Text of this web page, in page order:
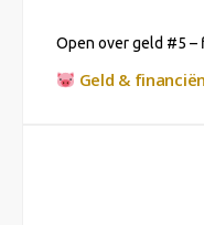
Open over geld #5 –
Geld & financiën